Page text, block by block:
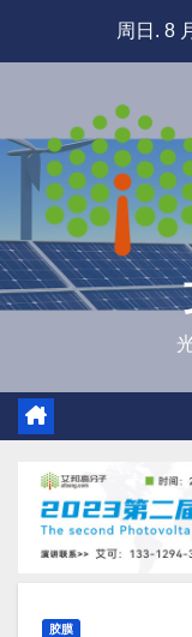
周日. 8
胶膜